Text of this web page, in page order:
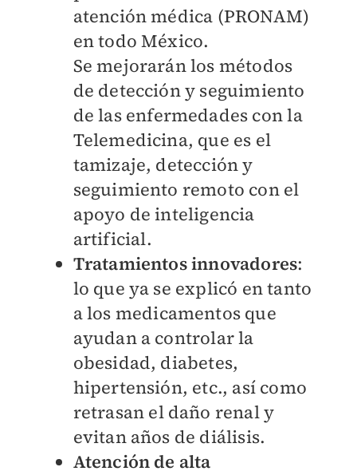
atención médica (PRONAM)
en todo México.
Se mejorarán los métodos
de detección y seguimiento
de las enfermedades con la
Telemedicina, que es el
tamizaje, detección y
seguimiento remoto con el
apoyo de inteligencia
artificial.
Tratamientos innovadores:
lo que ya se explicó en tanto
a los medicamentos que
ayudan a controlar la
obesidad, diabetes,
hipertensión, etc., así como
retrasan el daño renal y
evitan años de diálisis.
Atención de alta